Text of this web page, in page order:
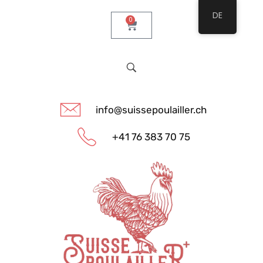
0
info@suissepoulailler.ch
+41 76 383 70 75
DE